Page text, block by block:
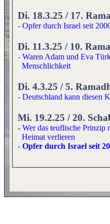
Di. 18.3.25 / 17.
- Opfer durch Israel seit
Di. 11.3.25 / 10.
- Waren Adam und Eva
Menschlichkeit
Di. 4.3.25 / 5.
- Deutschland kann diesen
Mi. 19.2.25 / 20.
- Wer das teuflische Prinzip
Heimat verlieren
- Opfer durch Israel seit